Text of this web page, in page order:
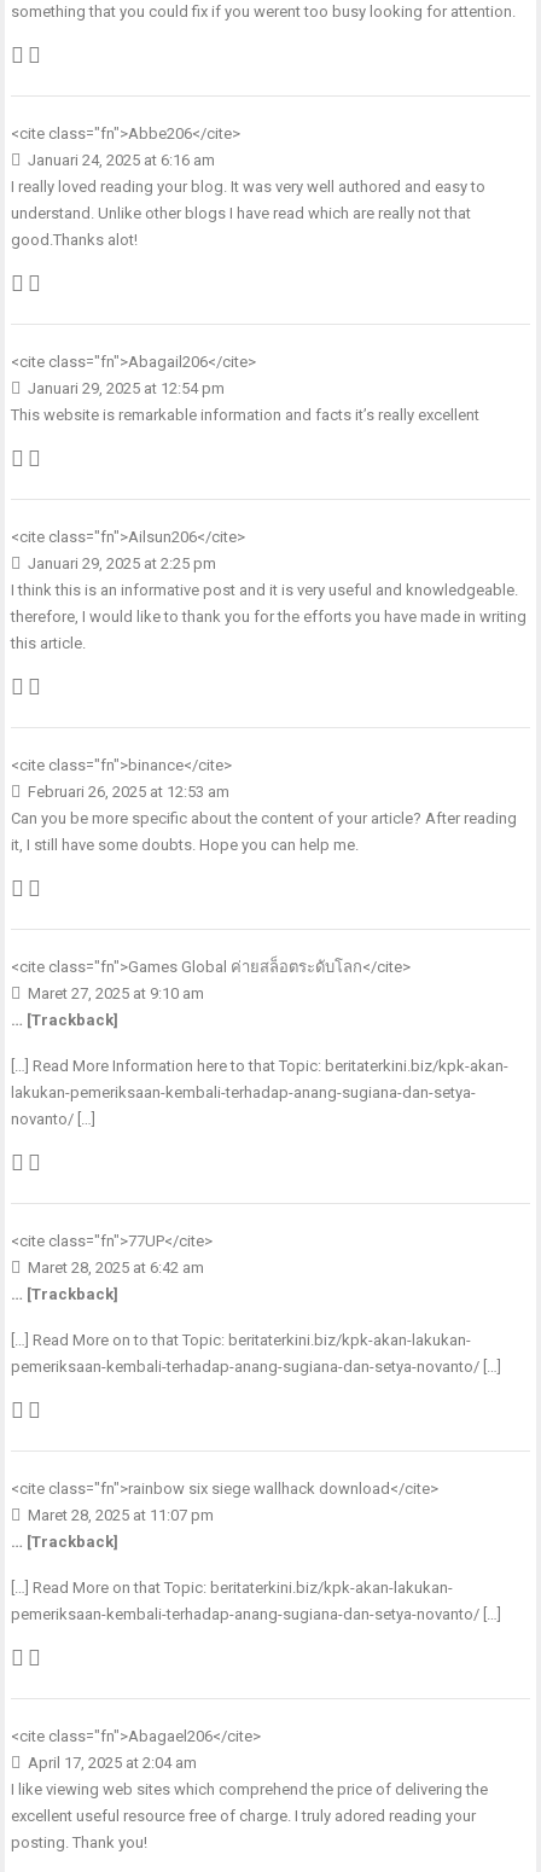
something that you could fix if you werent too busy looking for attention.
<cite class="fn">Abbe206</cite>
Januari 24, 2025 at 6:16 am
I really loved reading your blog. It was very well authored and easy to
understand. Unlike other blogs I have read which are really not that
good.Thanks alot!
<cite class="fn">Abagail206</cite>
Januari 29, 2025 at 12:54 pm
This website is remarkable information and facts it’s really excellent
<cite class="fn">Ailsun206</cite>
Januari 29, 2025 at 2:25 pm
I think this is an informative post and it is very useful and knowledgeable.
therefore, I would like to thank you for the efforts you have made in writing
this article.
<cite class="fn">binance</cite>
Februari 26, 2025 at 12:53 am
Can you be more specific about the content of your article? After reading
it, I still have some doubts. Hope you can help me.
<cite class="fn">Games Global ค่ายสล็อตระดับโลก</cite>
Maret 27, 2025 at 9:10 am
… [Trackback]
[…] Read More Information here to that Topic: beritaterkini.biz/kpk-akan-
lakukan-pemeriksaan-kembali-terhadap-anang-sugiana-dan-setya-
novanto/ […]
<cite class="fn">77UP</cite>
Maret 28, 2025 at 6:42 am
… [Trackback]
[…] Read More on to that Topic: beritaterkini.biz/kpk-akan-lakukan-
pemeriksaan-kembali-terhadap-anang-sugiana-dan-setya-novanto/ […]
<cite class="fn">rainbow six siege wallhack download </cite>
Maret 28, 2025 at 11:07 pm
… [Trackback]
[…] Read More on that Topic: beritaterkini.biz/kpk-akan-lakukan-
pemeriksaan-kembali-terhadap-anang-sugiana-dan-setya-novanto/ […]
<cite class="fn">Abagael206</cite>
April 17, 2025 at 2:04 am
I like viewing web sites which comprehend the price of delivering the
excellent useful resource free of charge. I truly adored reading your
posting. Thank you!